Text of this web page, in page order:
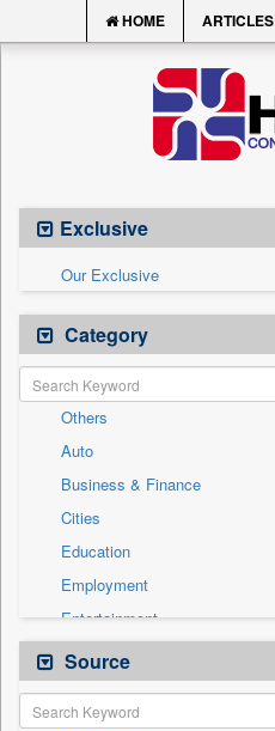
HOME ARTICLES
Exclusive
Our Exclusive
Category
Others
Auto
Business & Finance
Cities
Education
Employment
Entertainment
General News
Government News
Health & Lifestyle
Source